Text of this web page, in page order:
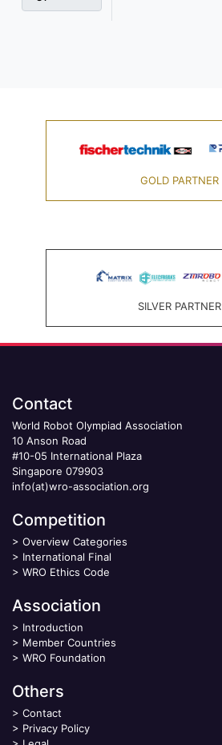
GOLD PARTNER
SILVER PARTNER
Contact
World Robot Olympiad Association
10 Anson Road
#10-05 International Plaza
Singapore 079903
info(at)wro-association.org
Competition
> Overview Categories
> International Final
> WRO Ethics Code
Association
> Introduction
> Member Countries
> WRO Foundation
Others
> Contact
> Privacy Policy